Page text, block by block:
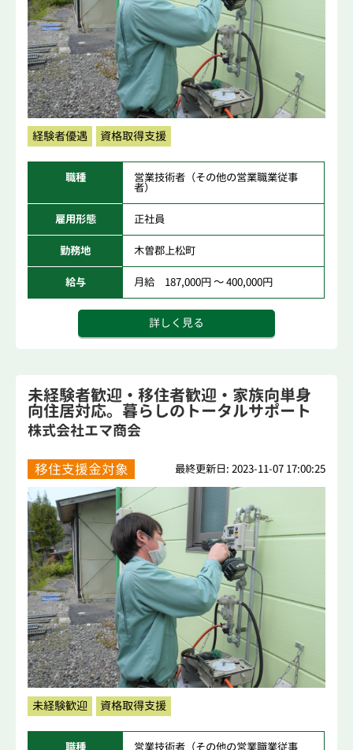
経験者優遇 資格取得支援
職種 営業技術者（その他の営業職業従事
者）
雇用形態 正社員
勤務地 木曽郡上松町
給与 月給 187,000円 ～ 400,000円
詳しく見る
未経験者歓迎・移住者歓迎・家族向単身
向住居対応。暮らしのトータルサポート
する地...
株式会社エマ商会
移住支援金対象 最終更新日: 2023-11-07 17:00:25
未経験歓迎 資格取得支援
職種 営業技術者（その他の営業職業従事